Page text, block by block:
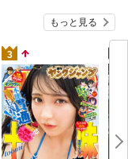
もっと見る
3